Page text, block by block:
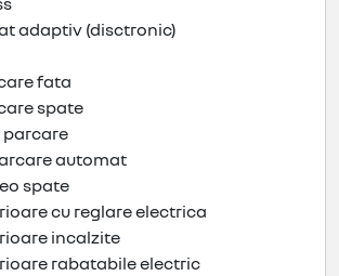
adaptiv (disctronic)
fata
spate
parcare
automat
spate
cu reglare electrica
incalzite
rabatabile electric